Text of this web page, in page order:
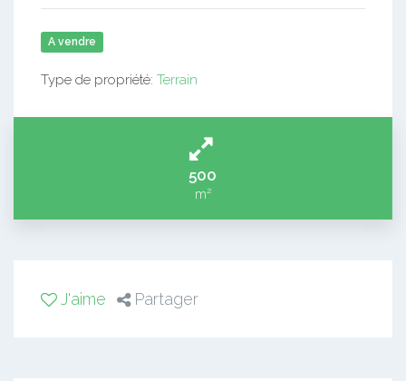
A vendre
Type de propriété: Terrain
500
m²
J'aime Partager